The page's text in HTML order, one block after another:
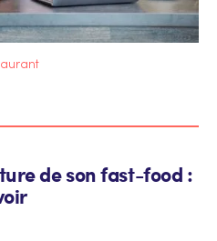
de son fast-food :